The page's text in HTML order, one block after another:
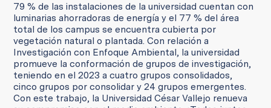
79 % de las instalaciones de la universidad cuentan con
luminarias ahorradoras de energía y el 77 % del área
total de los campus se encuentra cubierta por
vegetación natural o plantada. Con relación a
Investigación con Enfoque Ambiental, la universidad
promueve la conformación de grupos de investigación,
teniendo en el 2023 a cuatro grupos consolidados,
cinco grupos por consolidar y 24 grupos emergentes.
Con este trabajo, la Universidad César Vallejo renueva